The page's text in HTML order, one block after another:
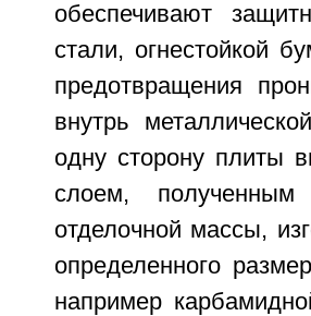
обеспечивают
стали, огнестойкой
предотвращения
внутрь
одну сторону плиты
слоем,
отделочной массы,
определенного
например